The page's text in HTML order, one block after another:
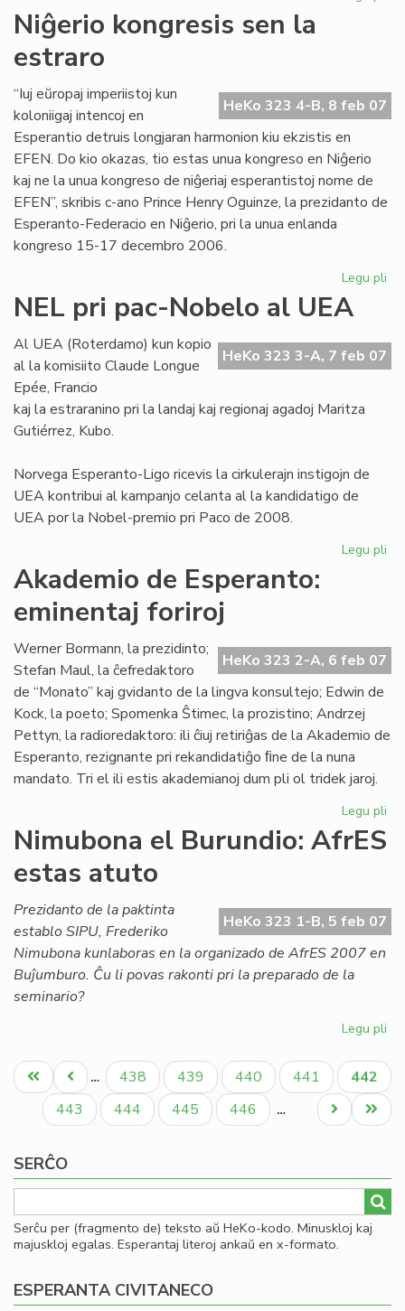
aŭ
Niĝerio kongresis sen la
estraro
HeKo 323 4-B, 8 feb 07
“Iuj eŭropaj imperiistoj kun
koloniigaj intencoj en
Esperantio detruis longjaran harmonion kiu ekzistis en
EFEN. Do kio okazas, tio estas unua kongreso en Niĝerio
kaj ne la unua kongreso de niĝeriaj esperantistoj nome de
EFEN”, skribis c-ano Prince Henry Oguinze, la prezidanto de
Esperanto-Federacio en Niĝerio, pri la unua enlanda
kongreso 15-17 decembro 2006.
Legu pli
NEL pri pac-Nobelo al UEA
HeKo 323 3-A, 7 feb 07
Al UEA (Roterdamo) kun kopio
al la komisiito Claude Longue
Epée, Francio
kaj la estraranino pri la landaj kaj regionaj agadoj Maritza
Gutiérrez, Kubo.
Norvega Esperanto-Ligo ricevis la cirkulerajn instigojn de
UEA kontribui al kampanjo celanta al la kandidatigo de
UEA por la Nobel-premio pri Paco de 2008.
Legu pli
al
Akademio de Esperanto:
eminentaj foriroj
HeKo 323 2-A, 6 feb 07
Werner Bormann, la prezidinto;
Stefan Maul, la ĉefredaktoro
de “Monato” kaj gvidanto de la lingva konsultejo; Edwin de
Kock, la poeto; Spomenka Ŝtimec, la prozistino; Andrzej
Pettyn, la radioredaktoro: ili ĉiuj retiriĝas de la Akademio de
Esperanto, rezignante pri rekandidatiĝo ﬁne de la nuna
mandato. Tri el ili estis akademianoj dum pli ol tridek jaroj.
Legu pli
Nimubona el Burundio: AfrES
estas atuto
HeKo 323 1-B, 5 feb 07
Prezidanto de la paktinta
establo SIPU, Frederiko
Nimubona kunlaboras en la organizado de AfrES 2007 en
Buĵumburo. Ĉu li povas rakonti pri la preparado de la
seminario?
Legu pli
el
Pagination
Unua
paĝo
Antaŭa
paĝo
… Paĝo
438 Paĝo
439 Paĝo
440 Paĝo
441
Aktuala
paĝo
442
Paĝo
443 Paĝo
444 Paĝo
445 Paĝo
446 …
Last
page
Next
page
SERĈO
Serĉu per (fragmento de) teksto aŭ HeKo-kodo. Minuskloj kaj
majuskloj egalas. Esperantaj literoj ankaŭ en x-formato.
ESPERANTA CIVITANECO